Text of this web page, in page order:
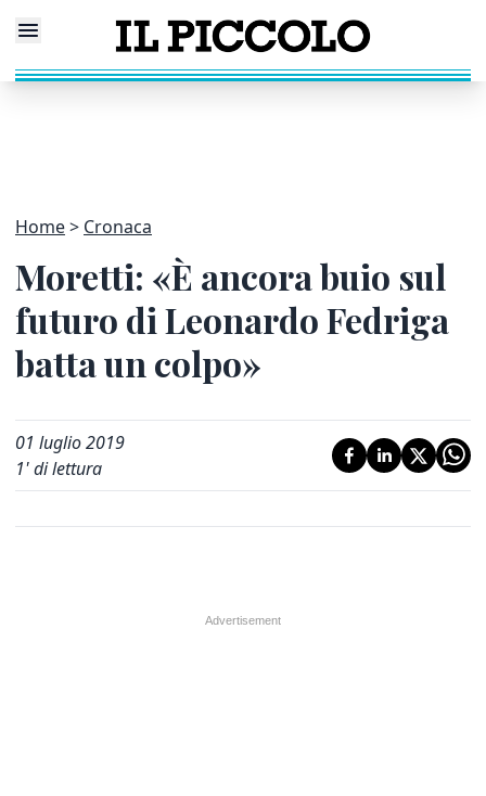
Home Cronaca
Moretti: «È ancora buio sul
futuro di Leonardo Fedriga
batta un colpo»
01 luglio 2019
1' di lettura